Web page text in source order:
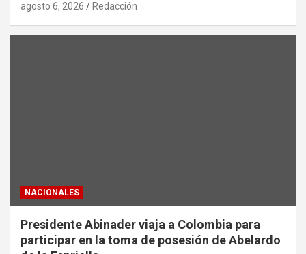
agosto 6, 2026 Redacción
NACIONALES
Presidente Abinader viaja a Colombia para
participar en la toma de posesión de Abelardo